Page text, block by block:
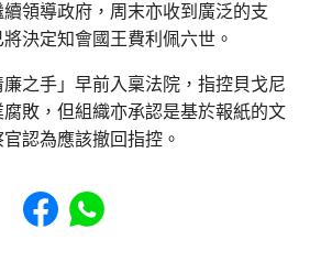
領導政府，周末亦收到廣泛的支
決定知會國王費利佩六世。
之手」早前入稟法院，指控貝戈尼
敗，但組織亦承認是基於報紙的文
認為應該撤回指控。
Share to Facebook
Share to WhatsApp